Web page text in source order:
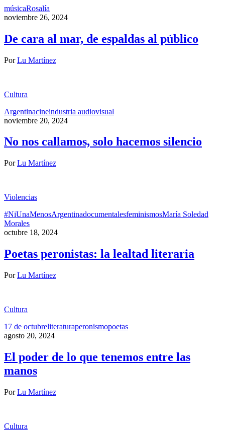
músicaRosalía
noviembre 26, 2024
De cara al mar, de espaldas al público
PorLu Martínez
Cultura
Argentinacineindustria audiovisual
noviembre 20, 2024
No nos callamos, solo hacemos silencio
PorLu Martínez
Violencias
#NiUnaMenosArgentinadocumentalesfeminismosMaría Soledad
Morales
octubre 18, 2024
Poetas peronistas: la lealtad literaria
PorLu Martínez
Cultura
17 de octubreliteraturaperonismopoetas
agosto 20, 2024
El poder de lo que tenemos entre las
manos
PorLu Martínez
Cultura